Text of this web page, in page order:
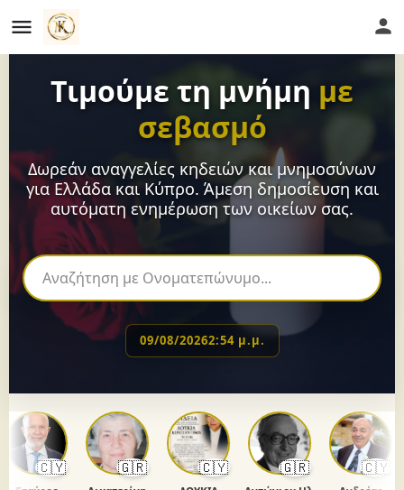
Τιμούμε τη μνήμη με
σεβασμό
Δωρεάν αναγγελίες κηδειών και μνημοσύνων
για Ελλάδα και Κύπρο. Άμεση δημοσίευση και
αυτόματη ενημέρωση των οικείων σας.
09/08/20262:54 μ.μ.
🇨🇾 🇬🇷 🇨🇾 🇬🇷 🇨🇾